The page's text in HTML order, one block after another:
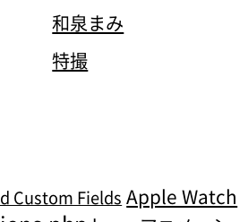
和泉まみ
特撮
Custom Fields Apple Watch